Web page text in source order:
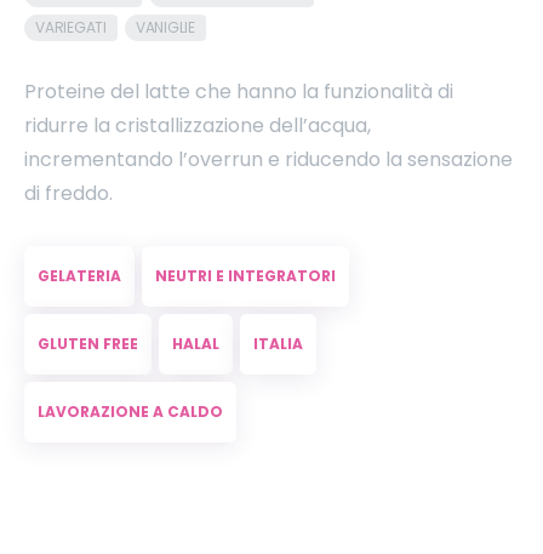
VARIEGATI
VANIGLIE
Proteine del latte che hanno la funzionalità di
ridurre la cristallizzazione dell’acqua,
incrementando l’overrun e riducendo la sensazione
di freddo.
GELATERIA NEUTRI E INTEGRATORI
GLUTEN FREE HALAL ITALIA
LAVORAZIONE A CALDO